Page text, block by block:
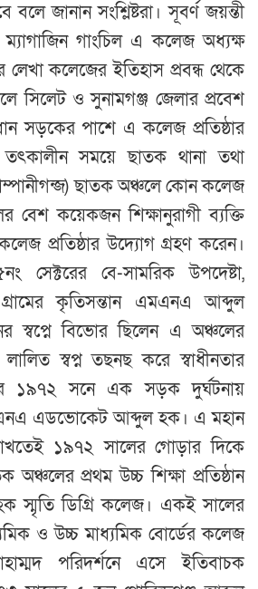
জানান সংশ্লিষ্টরা। সূবর্ণ জয়ন্তী
ম্যাগাজিন গাংচিল এ কলেজ অধ্যক্ষ
কলেজের ইতিহাস প্রবন্ধ থেকে
সিলেট ও সুনামগঞ্জ জেলার প্রবেশ
সড়কের পাশে এ কলেজ প্রতিষ্ঠার
সময়ে ছাতক থানা তথা
ছাতক অঞ্চলে কোন কলেজ
বেশ কয়েকজন শিক্ষানুরাগী ব্যক্তি
প্রতিষ্ঠার উদ্যোগ গ্রহণ করেন।
সেক্টরের বে-সামরিক উপদেষ্টা,
কৃতিসন্তান এমএনএ আব্দুল
স্বপ্নে বিভোর ছিলেন এ অঞ্চলের
স্বপ্ন তছনছ করে স্বাধীনতার
১৯৭২ সনে এক সড়ক দুর্ঘটনায়
এডভোকেট আব্দুল হক। এ মহান
১৯৭২ সালের গোড়ার দিকে
অঞ্চলের প্রথম উচ্চ শিক্ষা প্রতিষ্ঠান
স্মৃতি ডিগ্রি কলেজ। একই সালের
ও উচ্চ মাধ্যমিক বোর্ডের কলেজ
পরিদর্শনে এসে ইতিবাচক